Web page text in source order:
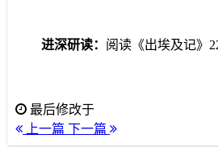
进深研读： 阅读《出埃及记》
最后修改于
上一篇 下一篇